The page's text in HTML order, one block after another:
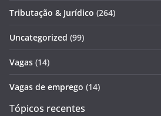
Tributação & Jurídico (264)
Uncategorized (99)
Vagas (14)
Vagas de emprego (14)
Tópicos recentes